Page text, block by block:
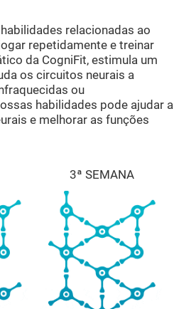
relacionadas ao
repetidamente e treinar
da CogniFit, estimula um
os circuitos neurais a
ou
habilidades pode ajudar a
e melhorar as funções
3ª SEMANA